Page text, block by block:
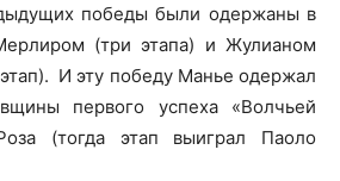
победы были одержаны в
(три этапа) и Жулианом
И эту победу Манье одержал
первого успеха «Волчьей
(тогда этап выиграл Паоло